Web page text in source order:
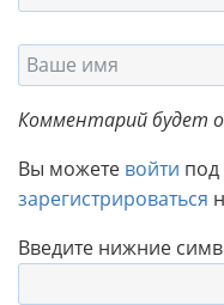
Комментарий будет
Вы можете войти
зарегистрироваться
Введите нижние